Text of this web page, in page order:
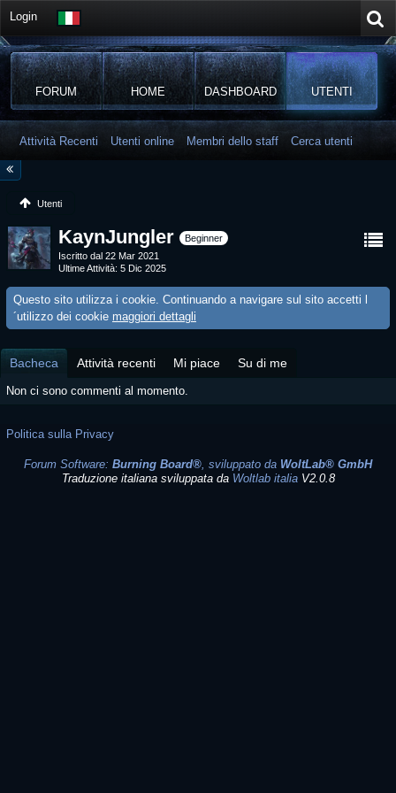
Login
FORUM HOME DASHBOARD UTENTI
Attività Recenti Utenti online Membri dello staff Cerca utenti
Utenti
KaynJungler
Beginner
Iscritto dal 22 Mar 2021
Ultime Attività 5 Dic 2025
Questo sito utilizza i cookie. Continuando a navigare sul sito accetti l
´utilizzo dei cookie maggiori dettagli
Bacheca Attività recenti Mi piace Su di me
Non ci sono commenti al momento.
Politica sulla Privacy
Forum Software: Burning Board®, sviluppato da WoltLab® GmbH
Traduzione italiana sviluppata da Woltlab italiaV2.0.8